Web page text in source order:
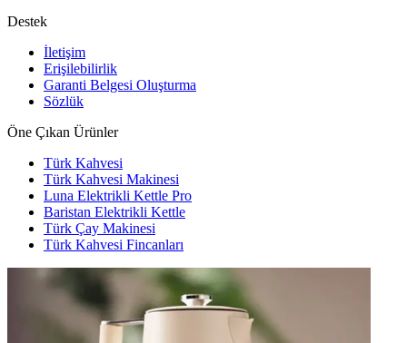
Destek
İletişim
Erişilebilirlik
Garanti Belgesi Oluşturma
Sözlük
Öne Çıkan Ürünler
Türk Kahvesi
Türk Kahvesi Makinesi
Luna Elektrikli Kettle Pro
Baristan Elektrikli Kettle
Türk Çay Makinesi
Türk Kahvesi Fincanları